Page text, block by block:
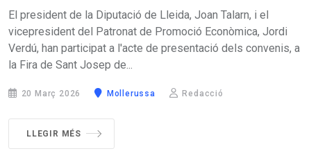
El president de la Diputació de Lleida, Joan Talarn, i el
vicepresident del Patronat de Promoció Econòmica, Jordi
Verdú, han participat a l'acte de presentació dels convenis, a
la Fira de Sant Josep de...
20 Març 2026 Mollerussa Redacció
LLEGIR MÉS